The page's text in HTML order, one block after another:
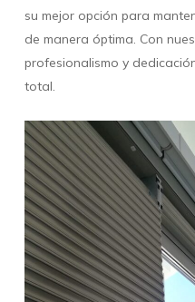
su mejor opción para
de manera óptima. Con
profesionalismo y
total.